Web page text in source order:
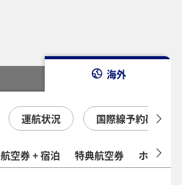
海外
運航状況 国際線予約確認
航空券 + 宿泊 特典航空券 ホテル